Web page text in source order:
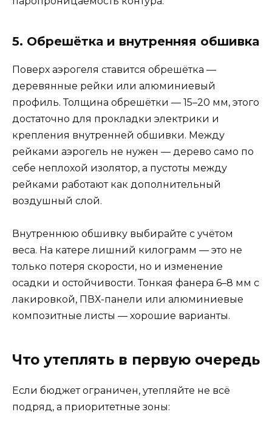
5. Обрешётка и внутренняя обшивка
Поверх аэрогеля ставится обрешётка —
деревянные рейки или алюминиевый
профиль. Толщина обрешётки — 15–20 мм, этого
достаточно для прокладки электрики и
крепления внутренней обшивки. Между
рейками аэрогель не нужен — дерево само по
себе неплохой изолятор, а пустоты между
рейками работают как дополнительный
воздушный слой.
Внутреннюю обшивку выбирайте с учётом
веса. На катере лишний килограмм — это не
только потеря скорости, но и изменение
осадки и остойчивости. Тонкая фанера 6–8 мм с
лакировкой, ПВХ-панели или алюминиевые
композитные листы — хорошие варианты.
Что утеплять в первую очередь
Если бюджет ограничен, утепляйте не всё
подряд, а приоритетные зоны: